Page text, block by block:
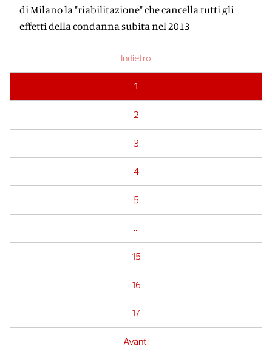
di Milano la "riabilitazione" che cancella tutti gli
effetti della condanna subita nel 2013
Indietro
1
2
3
4
5
...
15
16
17
Avanti